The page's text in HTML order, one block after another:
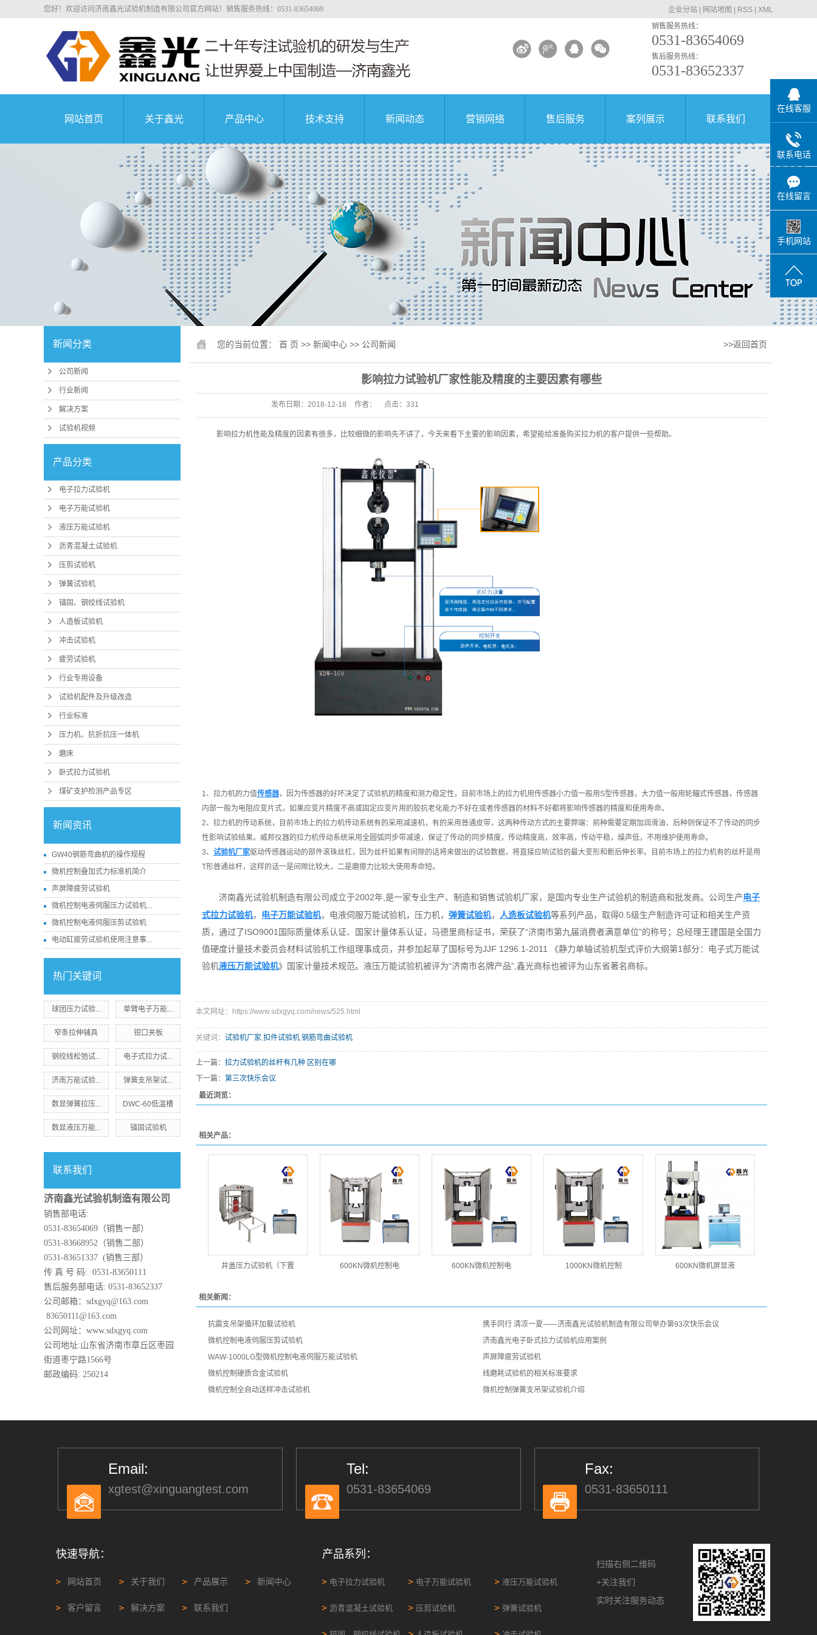
您好！欢迎访问济南鑫光试验机制造有限公司官方网站！销售服务热线：0531-83654069 企业分站 网站地图 RSS
XML
销售服务热线：
0531-83654069
售后服务热线：
0531-83652337
网站首页 关于鑫光
公司简介
荣誉资质
业务介绍
组织机构
企业文化
公司环境
产品中心
电子拉力试验机
电子万能试验机
液压万能试验机
沥青混凝土试验机
压剪试验机
锚固、钢绞线试验机
人造板试验机
冲击试验机
疲劳试验机
试验机配件及升级改造
行业标准
技术支持 新闻动态
公司新闻
行业新闻
解决方案
试验机视频
营销网络 售后服务 案列展示
科研院所
中国航天科技集团
工程质量
中国航天科技集团
大专院校
中国航天科技集团
著名企业
中国航天科技集团
联系我们
新闻分类
公司新闻
行业新闻
解决方案
试验机视频
产品分类
电子拉力试验机
电子万能试验机
液压万能试验机
沥青混凝土试验机
压剪试验机
弹簧试验机
锚固、钢绞线试验机
人造板试验机
冲击试验机
疲劳试验机
行业专用设备
试验机配件及升级改造
行业标准
压力机、抗折抗压一体机
磨床
卧式拉力试验机
煤矿支护检测产品专区
新闻资讯
GW40钢筋弯曲机的操作规程
微机控制叠加式力标准机简介
声屏障疲劳试验机
微机控制电液伺服压力试验机...
微机控制电液伺服压剪试验机
电动缸疲劳试验机使用注意事...
热门关键词
球团压力试验... 单臂电子万能...
窄条拉伸辅具 钳口夹板
钢绞线松弛试... 电子式拉力试...
济南万能试验... 弹簧支吊架试...
数显弹簧拉压... DWC-60低温槽
数显液压万能... 锚固试验机
联系我们
济南鑫光试验机制造有限公司
销售部电话:
0531-83654069（销售一部）
0531-83668952（销售二部）
0531-83651337 (销售三部）
传 真 号 码: 0531-83650111
售后服务部电话: 0531-83652337
公司邮箱：sdxgyq@163.com
83650111@163.com
公司网址：www.sdxgyq.com
公司地址:山东省济南市章丘区枣园
街道枣宁路1566号
邮政编码: 250214
>>返回首页
您的当前位置： 首 页 >> 新闻中心 >> 公司新闻
影响拉力试验机厂家性能及精度的主要因素有哪些
发布日期： 2018-12-18 作者： 点击： 331
影响拉力机性能及精度的因素有很多，比较细微的影响先不讲了，今天来看下主要的影响因素，希望能给准备购买拉力机的客户提供一些帮助。
1、拉力机的力值传感器，因为传感器的好坏决定了试验机的精度和测力稳定性，目前市场上的拉力机用传感器小力值一般用S型传感器，大力值一般用轮輻式传感器，传感器
内部一般为电阻应变片式，如果应变片精度不高或固定应变片用的胶抗老化能力不好在或者传感器的材料不好都将影响传感器的精度和使用寿命。
2、拉力机的传动系统，目前市场上的拉力机传动系统有的采用减速机，有的采用普通皮带，这两种传动方式的主要弊端：前种需要定期加润滑油，后种则保证不了传动的同步
性影响试验结果。威邦仪器的拉力机传动系统采用全圆弧同步带减速，保证了传动的同步精度，传动精度高，效率高，传动平稳，燥声低，不用维护使用寿命。
3、 试验机厂家驱动传感器运动的部件滚珠丝杠，因为丝杆如果有间隙的话将来做出的试验数据，将直接应响试验的最大变形和断后伸长率。目前市场上的拉力机有的丝杆是用
T形普通丝杆，这样的话一是间隙比较大，二是磨擦力比较大使用寿命短。
济南鑫光试验机制造有限公司成立于2002年,是一家专业生产、制造和销售试验机厂家，是国内专业生产试验机的制造商和批发商。公司生产电子
式拉力试验机， 电子万能试验机，电液伺服万能试验机，压力机， 弹簧试验机， 人造板试验机等系列产品，取得0.5级生产制造许可证和相关生产资
质，通过了ISO9001国际质量体系认证、国家计量体系认证，马德里商标证书，荣获了“济南市第九届消费者满意单位”的称号；总经理王建国是全国力
值硬度计量技术委员会材料试验机工作组理事成员，并参加起草了国标号为JJF 1296.1-2011 《静力单轴试验机型式评价大纲第1部分：电子式万能试
验机液压万能试验机》国家计量技术规范。液压万能试验机被评为“济南市名牌产品”,鑫光商标也被评为山东省著名商标。
本文网址：https://www.sdxgyq.com/news/525.html
关键词： 试验机厂家,扣件试验机,钢筋弯曲试验机
上一篇： 拉力试验机的丝杆有几种 区别在哪
下一篇： 第三次快乐会议
最近浏览：
相关产品：
井盖压力试验机（下置 600KN微机控制电 600KN微机控制电 1000KN微机控制 600KN微机屏显液
相关新闻：
抗震支吊架循环加载试验机
携手同行 清凉一夏——济南鑫光试验机制造有限公司举办第93次快乐会议
微机控制电液伺服压剪试验机
济南鑫光电子卧式拉力试验机应用案例
WAW-1000LG型微机控制电液伺服万能试验机
声屏障疲劳试验机
微机控制硬质合金试验机
线磨耗试验机的相关标准要求
微机控制全自动送样冲击试验机
微机控制弹簧支吊架试验机介绍
Email:
xgtest@xinguangtest.com
Tel:
0531-83654069
Fax:
0531-83650111
快速导航：
网站首页 关于我们 产品展示 新闻中心
客户留言 解决方案 联系我们
产品系列：
电子拉力试验机 电子万能试验机 液压万能试验机
沥青混凝土试验机 压剪试验机 弹簧试验机
扫描右侧二维码
+关注我们
实时关注服务动态
在线客服
联系电话
在线留言
手机网站